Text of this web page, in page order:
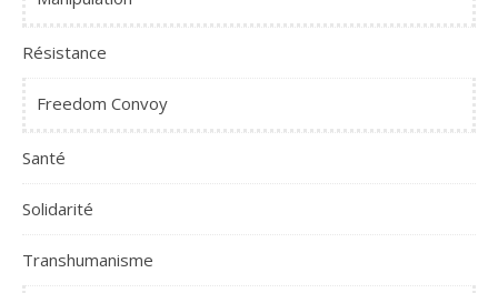
Résistance
Freedom Convoy
Santé
Solidarité
Transhumanisme